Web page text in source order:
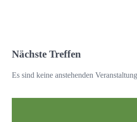
Nächste Treffen
Es sind keine anstehenden